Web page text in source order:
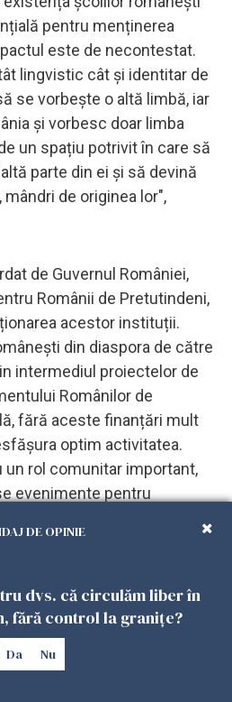
pentru menținerea
este de necontestat.
lingvistic cât și identitar de
se vorbește o altă limbă, iar
și vorbesc doar limba
un spațiu potrivit în care să
parte din ei și să devină
de originea lor",
de Guvernul României,
Românii de Pretutindeni,
acestor instituții.
din diaspora de către
intermediul proiectelor de
Românilor de
fără aceste finanțări mult
optim activitatea.
un rol comunitar important,
evenimente pentru
acțiuni caritabile în
Școlii Românești
„Prezentul și viitorul
deși cresc departe de
DE OPINIE
dvs. că circulăm liber în
fără control la granițe?
Da Nu